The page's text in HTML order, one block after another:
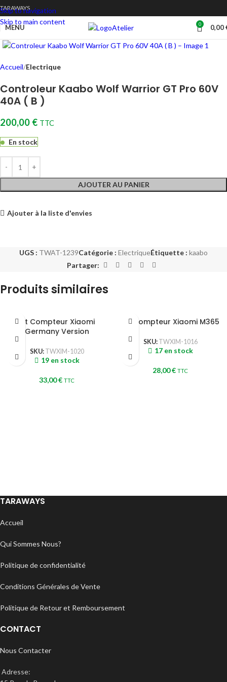
Skip to navigation
Skip to main content
TARAWAYS
MENU Atelier 0 0,00
Cliquez pour agrandir
Accueil Electrique
Controleur Kaabo Wolf Warrior GT Pro 60V
40A ( B )
200,00 € TTC
En stock
AJOUTER AU PANIER
Ajouter à la liste d'envies
UGS : TWAT-1239Catégorie : ElectriqueÉtiquette : kaabo
Partager:
Produits similaires
Kit Compteur Xiaomi
Germany Version
SKU: TWXIM-1020
19 en stock
33,00€ TTC
Kit Compteur Xiaomi M365
SKU: TWXIM-1016
17 en stock
28,00€ TTC
TARAWAYS
Accueil
Qui Sommes Nous?
Politique de confidentialité
Conditions Générales de Vente
Politique de Retour et Remboursement
CONTACT
Nous Contacter
Adresse: